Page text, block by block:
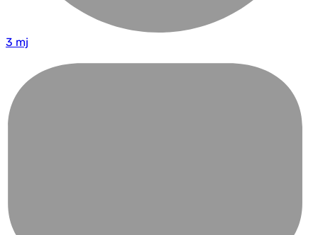
3 mj